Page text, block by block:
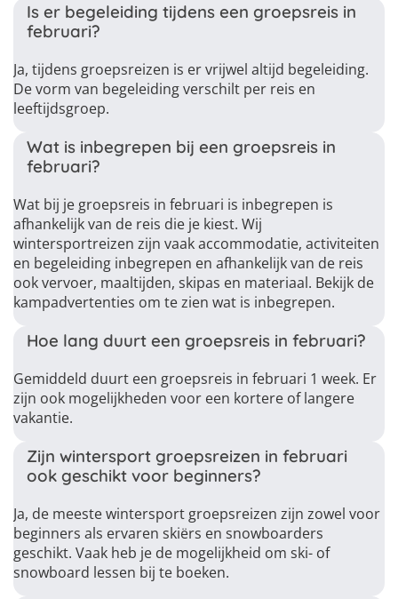
Is er begeleiding tijdens een groepsreis in
februari?
Ja, tijdens groepsreizen is er vrijwel altijd begeleiding.
De vorm van begeleiding verschilt per reis en
leeftijdsgroep.
Wat is inbegrepen bij een groepsreis in
februari?
Wat bij je groepsreis in februari is inbegrepen is
afhankelijk van de reis die je kiest. Wij
wintersportreizen zijn vaak accommodatie, activiteiten
en begeleiding inbegrepen en afhankelijk van de reis
ook vervoer, maaltijden, skipas en materiaal. Bekijk de
kampadvertenties om te zien wat is inbegrepen.
Hoe lang duurt een groepsreis in februari?
Gemiddeld duurt een groepsreis in februari 1 week. Er
zijn ook mogelijkheden voor een kortere of langere
vakantie.
Zijn wintersport groepsreizen in februari
ook geschikt voor beginners?
Ja, de meeste wintersport groepsreizen zijn zowel voor
beginners als ervaren skiërs en snowboarders
geschikt. Vaak heb je de mogelijkheid om ski- of
snowboard lessen bij te boeken.